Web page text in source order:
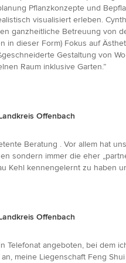
Pflanzkonzepte und
visualisiert erleben.
ganzheitliche Betreuung von
in dieser Form) Fokus auf
Gestaltung von
Raum inklusive Garten.”
Offenbach
Beratung . Vor allem hat
sondern immer die eher
Kehl kennengelernt zu haben
Offenbach
Telefonat angeboten, bei dem
meine Liegenschaft Feng